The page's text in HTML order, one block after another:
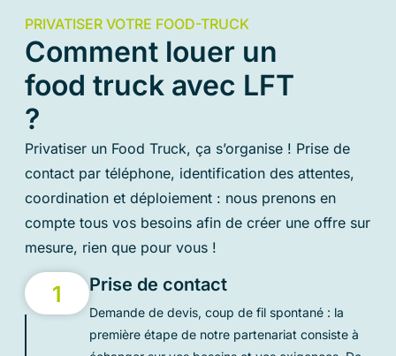
PRIVATISER VOTRE FOOD-TRUCK
Comment louer un
food truck avec LFT
?
Privatiser un Food Truck, ça s’organise ! Prise de
contact par téléphone, identification des attentes,
coordination et déploiement : nous prenons en
compte tous vos besoins afin de créer une offre sur
mesure, rien que pour vous !
1 Prise de contact
Demande de devis, coup de fil spontané : la
première étape de notre partenariat consiste à